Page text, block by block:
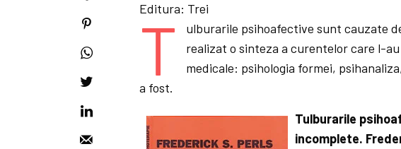
Editura: Trei
T
ulburarile psihoafective sunt cauzate
realizat o sinteza a curentelor care l-
medicale: psihologia formei,
a fost.
Tulburarile
incomplete.